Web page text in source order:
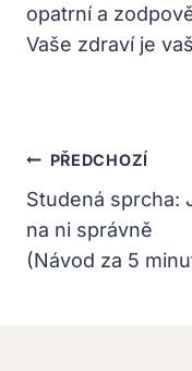
opatrní a
Vaše zdraví je
Navigace
Pro
Příspěvek
PŘEDCHOZÍ
Studená sprcha:
na ni správně
(Návod za 5